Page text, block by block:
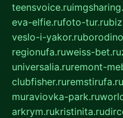
teensvoice.ru
eva-elfie.rufoto-tur.ru
veslo-i-yakor.ru
regionufa.ruweiss-bet.ru
universalia.ruremont-
clubfisher.ruremstirufa.ru
muraviovka-park.ru
arkrym.rukristinita.ru